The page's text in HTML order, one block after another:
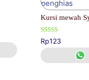
Kursi mewah
Dinilai
5.00
dari 5
Rp123